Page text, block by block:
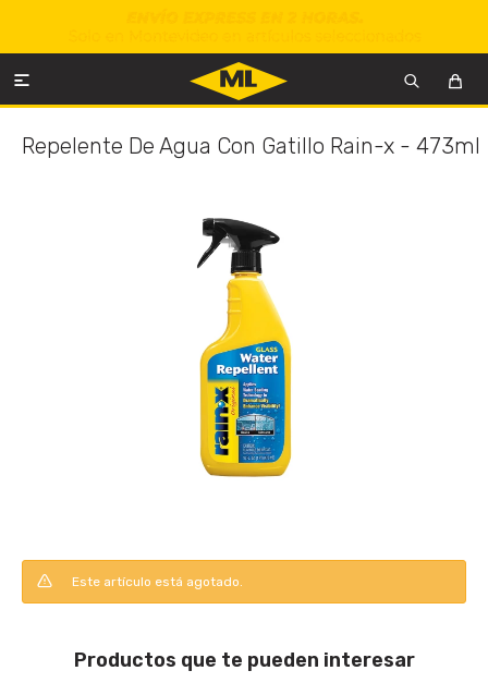

Repelente De Agua Con Gatillo Rain-x - 473ml
Este artículo está agotado.
Productos que te pueden interesar